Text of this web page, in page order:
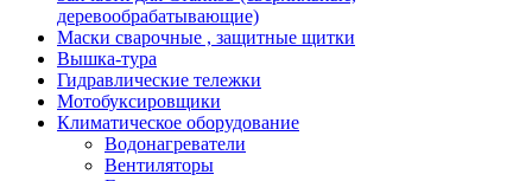
деревообрабатывающие)
Маски сварочные , защитные щитки
Вышка-тура
Гидравлические тележки
Мотобуксировщики
Климатическое оборудование
Водонагреватели
Вентиляторы